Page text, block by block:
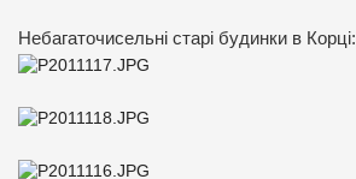
Небагаточисельні старі будинки в Корці: